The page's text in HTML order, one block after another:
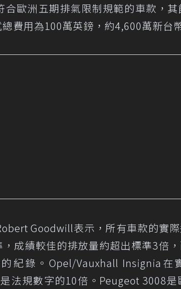
合歐洲五期排氣限制規範的車款，
費用為100萬英鎊，約4,600萬新台
Goodwill表示，所有車款的實
，成績較佳的排放量約超出標準3倍
紀錄。Opel/Vauxhall Insignia在
法規數字的10倍。Peugeot 3008